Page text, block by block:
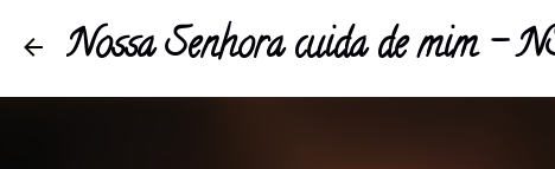
Nossa Senhora cuida de mim -